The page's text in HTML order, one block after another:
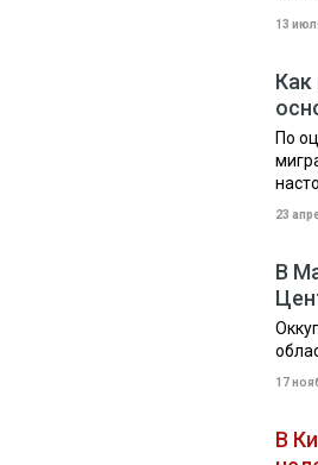
13
Как
По
23
В
17
В